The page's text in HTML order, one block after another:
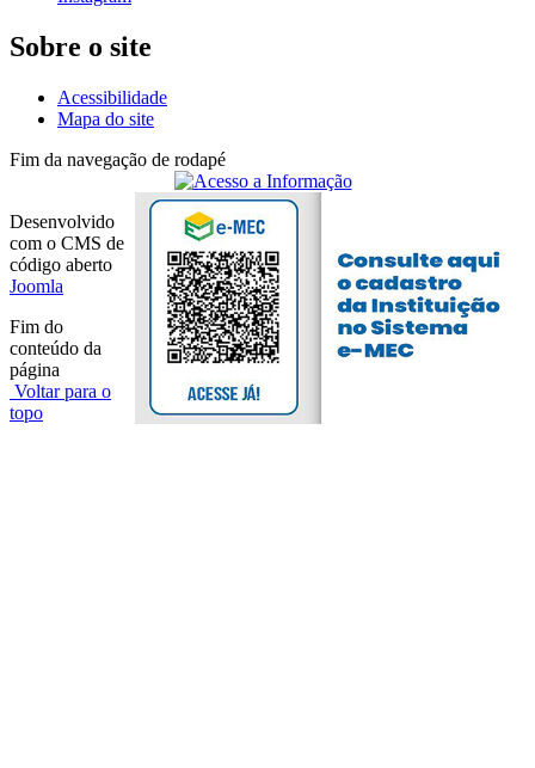
Sobre o site
Acessibilidade
Mapa do site
Fim da navegação de rodapé
Desenvolvido
com o CMS de
código aberto
Joomla
Fim do
conteúdo da
página
Voltar para o
topo